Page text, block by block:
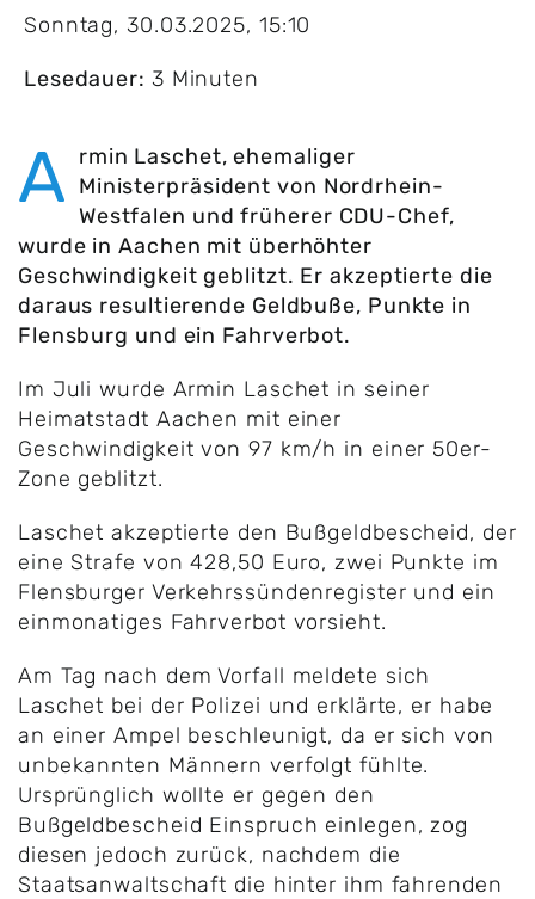
Sonntag, 30.03.2025, 15:10
Lesedauer: 3 Minuten
A rmin Laschet, ehemaliger
Ministerpräsident von Nordrhein-
Westfalen und früherer CDU-Chef,
wurde in Aachen mit überhöhter
Geschwindigkeit geblitzt. Er akzeptierte die
daraus resultierende Geldbuße, Punkte in
Flensburg und ein Fahrverbot.
Im Juli wurde Armin Laschet in seiner
Heimatstadt Aachen mit einer
Geschwindigkeit von 97 km/h in einer 50er-
Zone geblitzt.
Laschet akzeptierte den Bußgeldbescheid, der
eine Strafe von 428,50 Euro, zwei Punkte im
Flensburger Verkehrssündenregister und ein
einmonatiges Fahrverbot vorsieht.
Am Tag nach dem Vorfall meldete sich
Laschet bei der Polizei und erklärte, er habe
an einer Ampel beschleunigt, da er sich von
unbekannten Männern verfolgt fühlte.
Ursprünglich wollte er gegen den
Bußgeldbescheid Einspruch einlegen, zog
diesen jedoch zurück, nachdem die
Staatsanwaltschaft die hinter ihm fahrenden